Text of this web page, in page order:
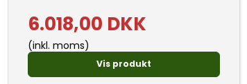
6.018,00 DKK
(inkl. moms)
Vis produkt